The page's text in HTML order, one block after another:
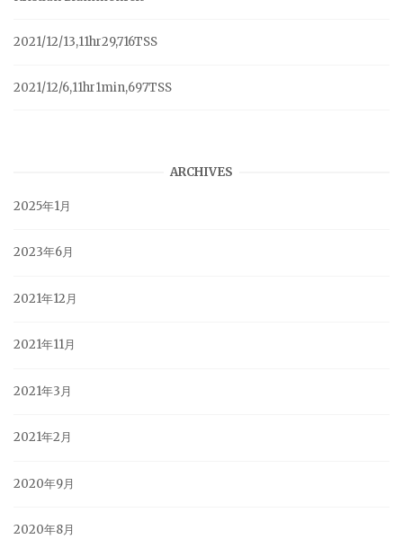
2021/12/13,11hr29,716TSS
2021/12/6,11hr1min,697TSS
ARCHIVES
2025年1月
2023年6月
2021年12月
2021年11月
2021年3月
2021年2月
2020年9月
2020年8月